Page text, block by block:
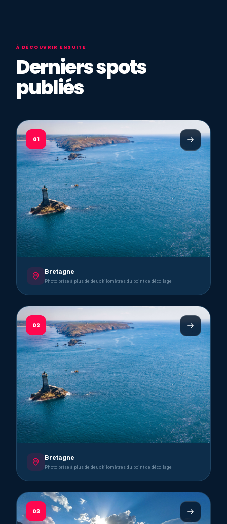
À DÉCOUVRIR ENSUITE
Derniers spots
publiés
01
Bretagne
Photo prise à plus de deux kilomètres du point de décollage
02
Bretagne
Photo prise à plus de deux kilomètres du point de décollage
03